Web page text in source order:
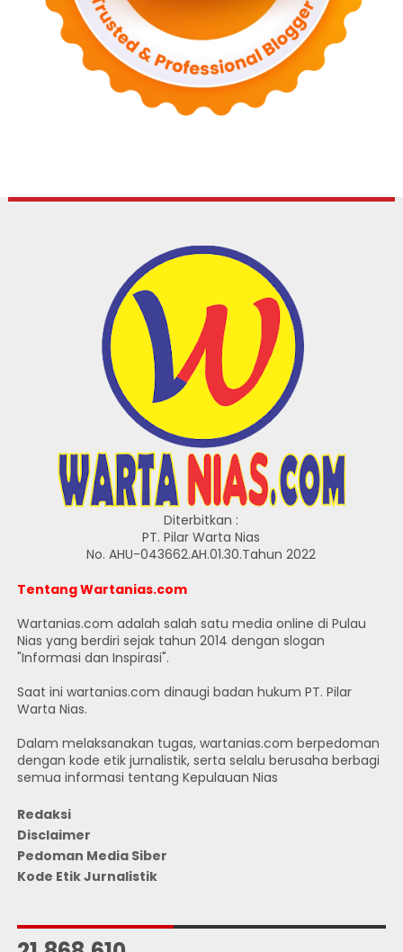
Diterbitkan :
PT. Pilar Warta Nias
No. AHU-043662.AH.01.30.Tahun 2022
Tentang Wartanias.com
Wartanias.com adalah salah satu media online di Pulau
Nias yang berdiri sejak tahun 2014 dengan slogan
"Informasi dan Inspirasi".
Saat ini wartanias.com dinaugi badan hukum PT. Pilar
Warta Nias.
Dalam melaksanakan tugas, wartanias.com berpedoman
dengan kode etik jurnalistik, serta selalu berusaha berbagi
semua informasi tentang Kepulauan Nias
Redaksi
Disclaimer
Pedoman Media Siber
Kode Etik Jurnalistik